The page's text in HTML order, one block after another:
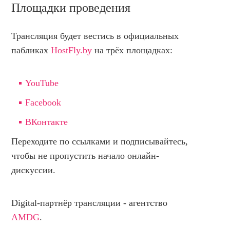
Площадки проведения
Трансляция будет вестись в официальных
пабликахHostFly.by на трёх площадках:
YouTube
Facebook
ВКонтакте
Переходите по ссылками и подписывайтесь,
чтобы не пропустить начало онлайн-
дискуссии.
Digital-партнёр трансляции - агентство
AMDG.